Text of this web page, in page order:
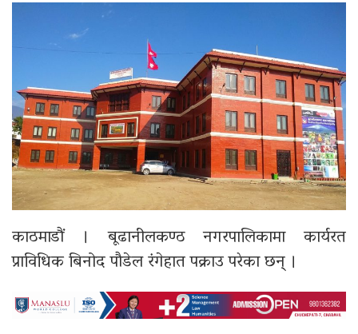
काठमाडौं । बूढानीलकण्ठ नगरपालिकामा कार्यरत
प्राविधिक बिनोद पौडेल रंगेहात पक्राउ परेका छन् ।